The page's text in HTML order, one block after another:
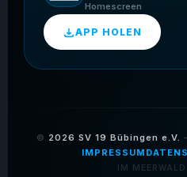
Homescreen
APP HOLEN
© 2026 SV 19 Bübingen e.V.
IMPRESSUM
IM